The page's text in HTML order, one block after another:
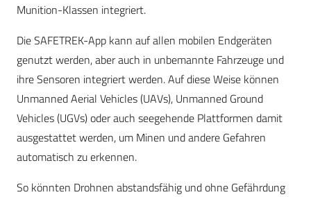
Munition-Klassen integriert.
Die SAFETREK-App kann auf allen mobilen Endgeräten
genutzt werden, aber auch in unbemannte Fahrzeuge und
ihre Sensoren integriert werden. Auf diese Weise können
Unmanned Aerial Vehicles (UAVs), Unmanned Ground
Vehicles (UGVs) oder auch seegehende Plattformen damit
ausgestattet werden, um Minen und andere Gefahren
automatisch zu erkennen.
So könnten Drohnen abstandsfähig und ohne Gefährdung